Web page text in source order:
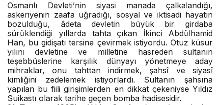
Osmanlı Devleti’nin siyasi manada çalkalandığı,
askeriyenin zaafa uğradığı, sosyal ve iktisadi hayatın
bozulduğu, âdeta devletin büyük bir girdaba
sürüklendiği yıllarda tahta çıkan İkinci Abdülhamid
Han, bu gidişatı tersine çevirmek istiyordu. Otuz küsur
yılını devletine ve milletine hasreden sultanın
teşebbüslerine karşılık dünyayı yönetmeye aday
mihraklar, onu tahttan indirmek, şahsî ve siyasî
kimliğini zedelemek istiyorlardı. Sultanın şahsına
yapılan bu fiili girişimlerden en dikkat çekeniyse Yıldız
Suikastı olarak tarihe geçen bomba hadisesidir.